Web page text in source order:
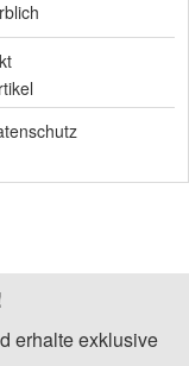
erhalte exklusive